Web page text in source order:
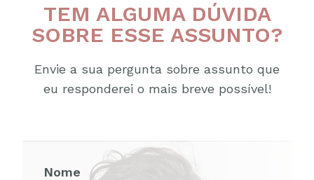
TEM ALGUMA DÚVIDA
SOBRE ESSE ASSUNTO?
Envie a sua pergunta sobre assunto que
eu responderei o mais breve possível!
Nome